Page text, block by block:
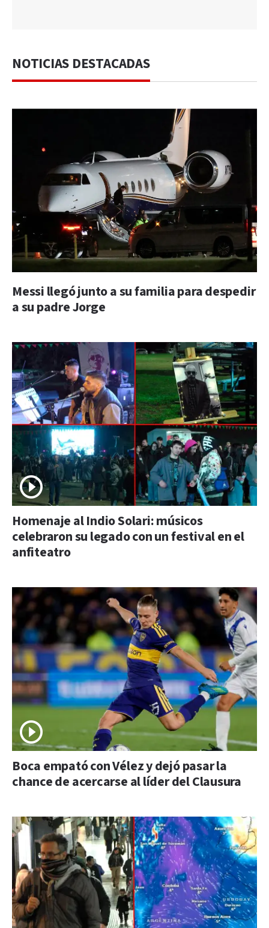
NOTICIAS DESTACADAS
Messi llegó junto a su familia para despedir
a su padre Jorge
Homenaje al Indio Solari: músicos
celebraron su legado con un festival en el
anfiteatro
Boca empató con Vélez y dejó pasar la
chance de acercarse al líder del Clausura